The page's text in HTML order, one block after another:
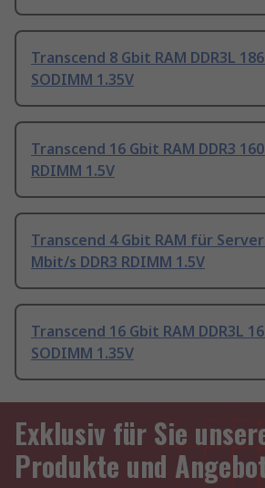
Transcend 8 Gbit RAM DDR3L
SODIMM 1.35V
Transcend 16 Gbit RAM DDR3
RDIMM 1.5V
Transcend 4 Gbit RAM für Server
Mbit/s DDR3 RDIMM 1.5V
Transcend 16 Gbit RAM DDR3L
SODIMM 1.35V
Exklusiv für Sie
Produkte und